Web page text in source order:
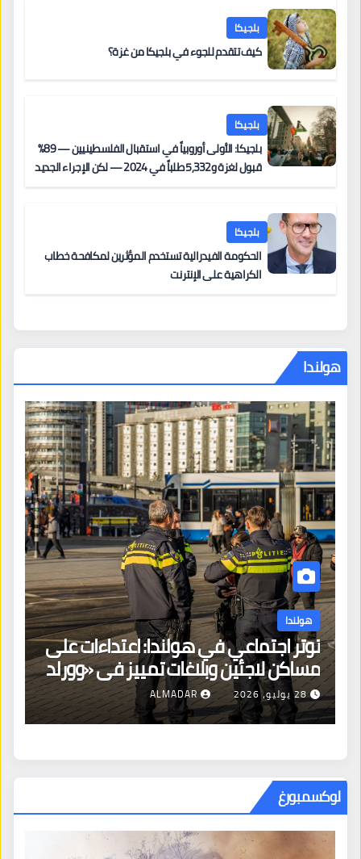
بلجيكا
كيف تتقدم للجوء في بلجيكا من غزة؟
بلجيكا
بلجيكا: الأولى أوروبياً في استقبال الفلسطينيين — 89%
قبول لغزة و5,332 طلباً في 2024 — لكن الإجراء الجديد
بلجيكا
الحكومة الفيدرالية تستخدم المؤثرين لمكافحة خطاب
الكراهية على الإنترنت
هولندا
هولندا
توتر اجتماعي في هولندا: اعتداءات على
مساكن لاجئين وبلاغات تمييز في «وورلد
برايد»
28 يوليو، 2026 ALMADAR
لوكسمبورغ